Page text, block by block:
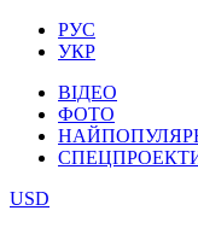
РУС
УКР
ВІДЕО
ФОТО
USD